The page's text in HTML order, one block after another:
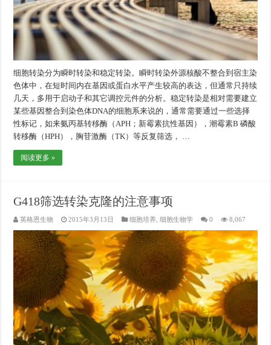
细胞转染分为瞬时转染和稳定转染。瞬时转染外源核酸不整合到宿主染
色体中，在短时间内在基因或蛋白水平产生较高的表达，但通常只持续
几天，多用于启动子和其它调控元件的分析。稳定转染是相对需要建立
某些基因整合到染色体DNA的细胞系来说的，通常需要通过一些选择
性标记，如来氨丙基转移酶（APH；新霉素抗性基因），潮霉素B 磷酸
转移酶（HPH），胸苷激酶（TK）等反复筛选， …
阅读更多 »
G418筛选转染克隆的注意事项
英格恩生物 2015年3月13日 细胞培养 ,细胞生物学 0 8,067